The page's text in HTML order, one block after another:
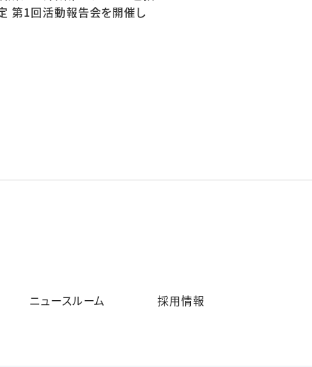
第1回活動報告会を開催し
ニュースルーム 採用情報